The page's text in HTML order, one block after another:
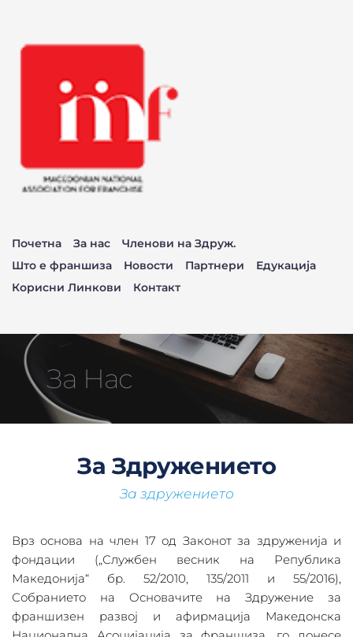
Почетна За нас
Членови на Здруж.
Што е франшиза
Новости Партнери
Едукација
Корисни Линкови
Контакт
За Нас
За Здружението
За здружението
Врз основа на член 17 од Законот за здруженија и
фондации („Службен весник на Република
Македонија“ бр. 52/2010, 135/2011 и 55/2016),
Собранието на Oсновачите на Здружение за
франшизен развој и афирмација Македонска